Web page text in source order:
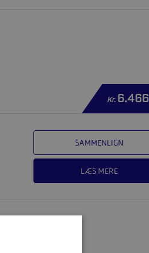
Kr. 6.466
SAMMENLIGN
LÆS MERE